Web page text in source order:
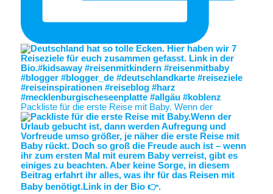
Packliste für die erste Reise mit Baby. Wenn der